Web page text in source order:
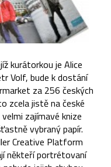
kurátorkou je Alice
Volf, bude k dostání
za 256 českých
zcela jistě na české
zajímavé knize
vybraný papír.
Creative Platform
někteří portrétovaní